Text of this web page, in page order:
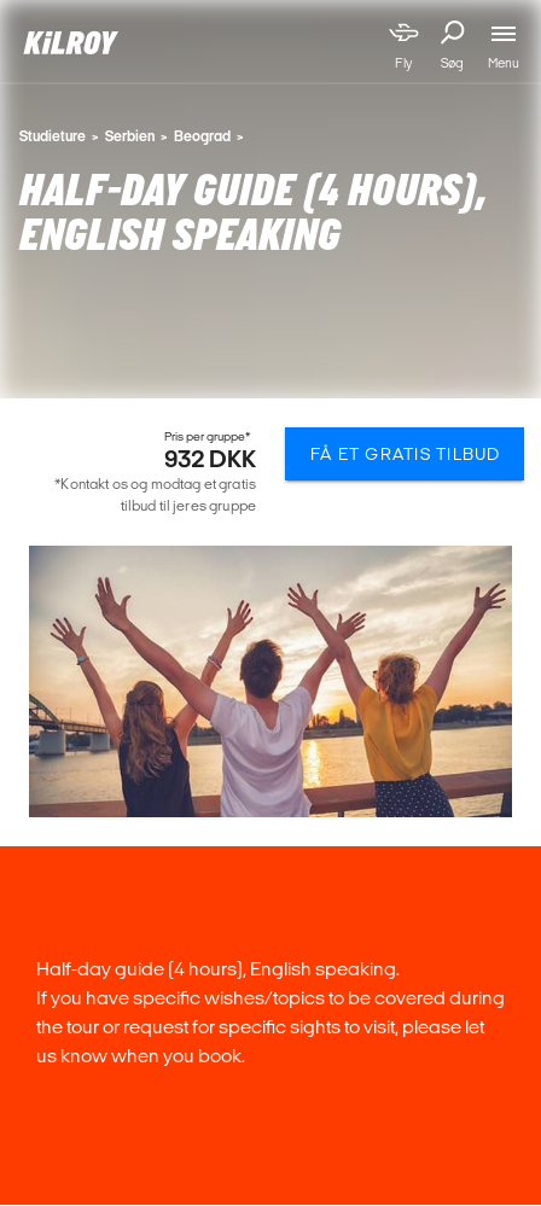
Fly Søg Menu
Studieture Serbien Beograd
HALF-DAY GUIDE (4 HOURS),
ENGLISH SPEAKING
Half-day guide (4 hours), English speaking.
If you have specific wishes/topics to be covered during
the tour or request for specific sights to visit, please let
us know when you book.
Pris per gruppe*
932 DKK
*Kontakt os og modtag et gratis
tilbud til jeres gruppe
FÅ ET GRATIS TILBUD